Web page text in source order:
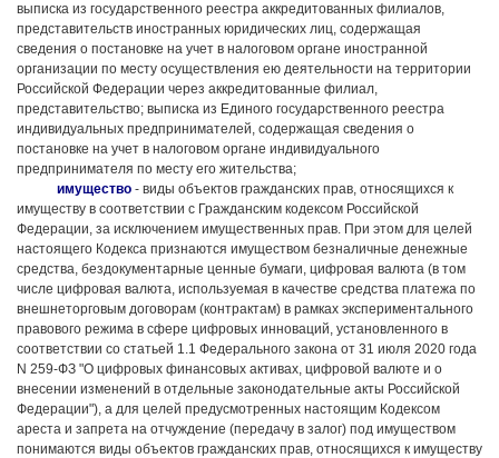
выписка из государственного реестра аккредитованных филиалов,
представительств иностранных юридических лиц, содержащая
сведения о постановке на учет в налоговом органе иностранной
организации по месту осуществления ею деятельности на территории
Российской Федерации через аккредитованные филиал,
представительство; выписка из Единого государственного реестра
индивидуальных предпринимателей, содержащая сведения о
постановке на учет в налоговом органе индивидуального
предпринимателя по месту его жительства;
имущество - виды объектов гражданских прав, относящихся к
имуществу в соответствии с Гражданским кодексом Российской
Федерации, за исключением имущественных прав. При этом для целей
настоящего Кодекса признаются имуществом безналичные денежные
средства, бездокументарные ценные бумаги, цифровая валюта (в том
числе цифровая валюта, используемая в качестве средства платежа по
внешнеторговым договорам (контрактам) в рамках экспериментального
правового режима в сфере цифровых инноваций, установленного в
соответствии со статьей 1.1 Федерального закона от 31 июля 2020 года
N 259-ФЗ "О цифровых финансовых активах, цифровой валюте и о
внесении изменений в отдельные законодательные акты Российской
Федерации"), а для целей предусмотренных настоящим Кодексом
ареста и запрета на отчуждение (передачу в залог) под имуществом
понимаются виды объектов гражданских прав, относящихся к имуществу